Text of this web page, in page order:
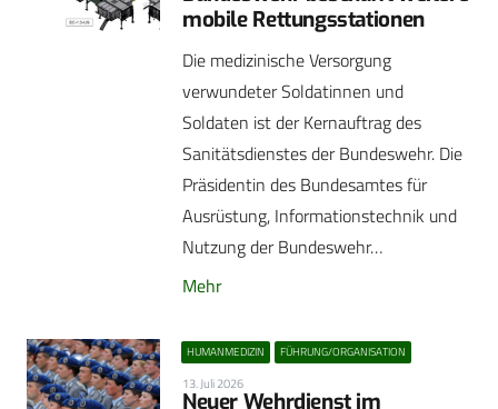
mobile Rettungsstationen
Die medizinische Versorgung
verwundeter Soldatinnen und
Soldaten ist der Kernauftrag des
Sanitätsdienstes der Bundeswehr. Die
Präsidentin des Bundesamtes für
Ausrüstung, Informationstechnik und
Nutzung der Bundeswehr…
Mehr
HUMANMEDIZIN FÜHRUNG/ORGANISATION
13. Juli 2026
Neuer Wehrdienst im